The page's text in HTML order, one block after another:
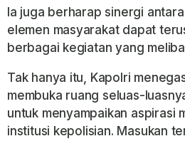
Ia juga berharap sinergi
elemen masyarakat dapat
berbagai kegiatan yang
Tak hanya itu, Kapolri
membuka ruang seluas-
untuk menyampaikan aspirasi
institusi kepolisian. Masukan